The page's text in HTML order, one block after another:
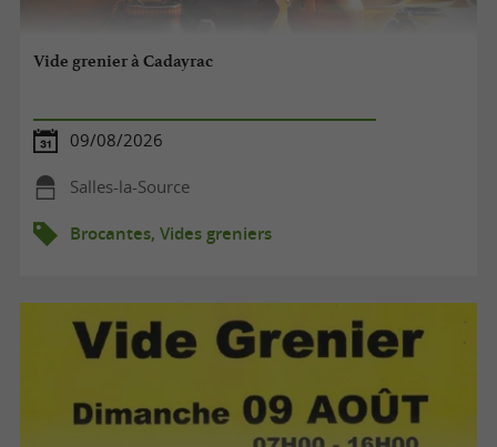
Vide grenier à Cadayrac
09/08/2026
Salles-la-Source
Brocantes, Vides greniers